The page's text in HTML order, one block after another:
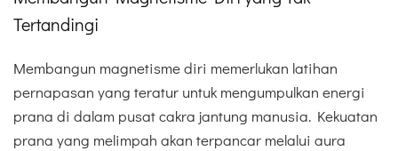
Tertandingi
Membangun magnetisme diri memerlukan latihan
pernapasan yang teratur untuk mengumpulkan energi
prana di dalam pusat cakra jantung manusia. Kekuatan
prana yang melimpah akan terpancar melalui aura